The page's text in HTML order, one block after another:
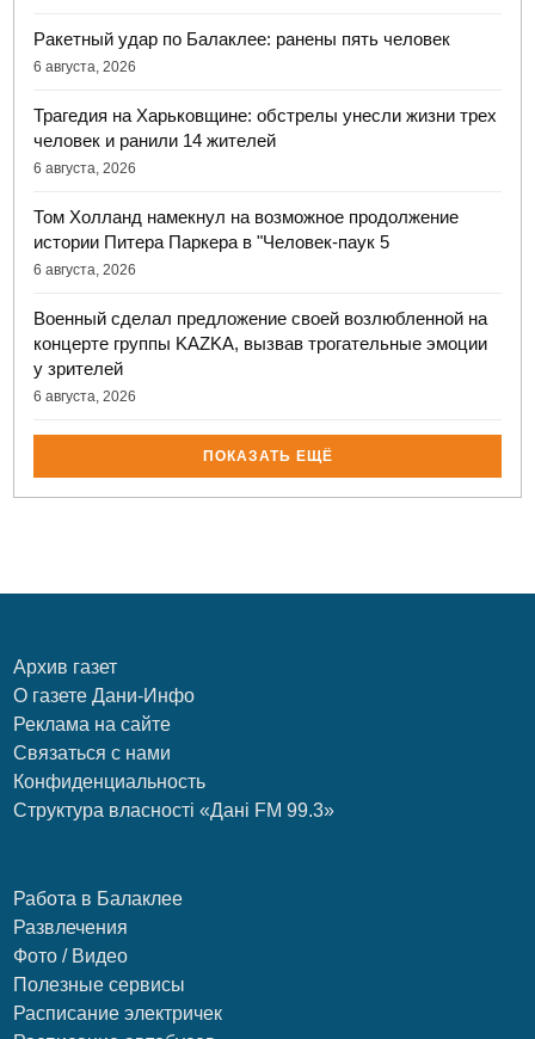
Ракетный удар по Балаклее: ранены пять человек
6 августа, 2026
Трагедия на Харьковщине: обстрелы унесли жизни трех
человек и ранили 14 жителей
6 августа, 2026
Том Холланд намекнул на возможное продолжение
истории Питера Паркера в "Человек-паук 5
6 августа, 2026
Военный сделал предложение своей возлюбленной на
концерте группы KAZKA, вызвав трогательные эмоции
у зрителей
6 августа, 2026
ПОКАЗАТЬ ЕЩЁ
Архив газет
О газете Дани-Инфо
Реклама на сайте
Связаться с нами
Конфиденциальность
Структура власності «Дані FM 99.3»
Работа в Балаклее
Развлечения
Фото / Видео
Полезные сервисы
Расписание электричек